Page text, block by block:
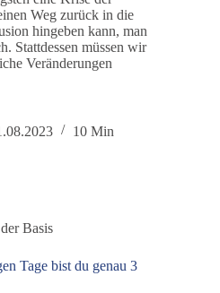
Weg zurück in die
hingeben kann, man
Stattdessen müssen wir
Veränderungen
10 Min
Basis
Tage bist du genau 3